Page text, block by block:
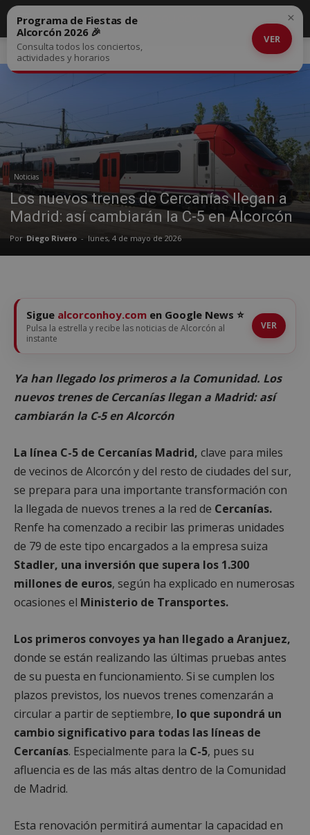
Inicio Noticias
Noticias
Los nuevos trenes de Cercanías llegan a
Madrid: así cambiarán la C-5 en Alcorcón
Por Diego Rivero - lunes, 4 de mayo de 2026
Programa de Fiestas de
Alcorcón 2026 🎉
Consulta todos los conciertos,
actividades y horarios
VER
×
Sigue alcorconhoy.com en Google News ⭐
Pulsa la estrella y recibe las noticias de Alcorcón al
instante
VER
Ya han llegado los primeros a la Comunidad. Los
nuevos trenes de Cercanías llegan a Madrid: así
cambiarán la C-5 en Alcorcón
La línea C-5 de Cercanías Madrid, clave para miles
de vecinos de Alcorcón y del resto de ciudades del sur,
se prepara para una importante transformación con
la llegada de nuevos trenes a la red de Cercanías.
Renfe ha comenzado a recibir las primeras unidades
de 79 de este tipo encargados a la empresa suiza
Stadler, una inversión que supera los 1.300
millones de euros, según ha explicado en numerosas
ocasiones el Ministerio de Transportes.
Los primeros convoyes ya han llegado a Aranjuez,
donde se están realizando las últimas pruebas antes
de su puesta en funcionamiento. Si se cumplen los
plazos previstos, los nuevos trenes comenzarán a
circular a partir de septiembre, lo que supondrá un
cambio significativo para todas las líneas de
Cercanías. Especialmente para la C-5, pues su
afluencia es de las más altas dentro de la Comunidad
de Madrid.
Esta renovación permitirá aumentar la capacidad en